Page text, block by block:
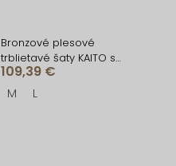
Bronzové plesové
trblietavé šaty KAITO s
flitrami
109,39 €
M L